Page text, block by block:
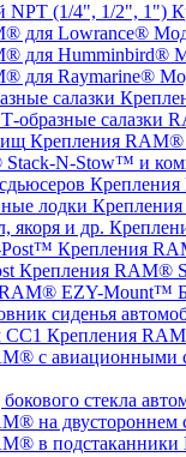
Т-образные салазки
Крепления
Крепления
Крепления
Крепления RAM®
Крепления